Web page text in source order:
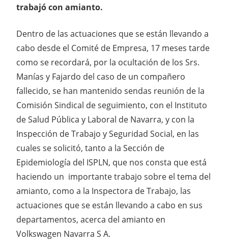
trabajó con amianto.
Dentro de las actuaciones que se están llevando a
cabo desde el Comité de Empresa, 17 meses tarde
como se recordará, por la ocultación de los Srs.
Manías y Fajardo del caso de un compañero
fallecido, se han mantenido sendas reunión de la
Comisión Sindical de seguimiento, con el Instituto
de Salud Pública y Laboral de Navarra, y con la
Inspección de Trabajo y Seguridad Social, en las
cuales se solicitó, tanto a la Sección de
Epidemiología del ISPLN, que nos consta que está
haciendo un importante trabajo sobre el tema del
amianto, como a la Inspectora de Trabajo, las
actuaciones que se están llevando a cabo en sus
departamentos, acerca del amianto en
Volkswagen Navarra S A.